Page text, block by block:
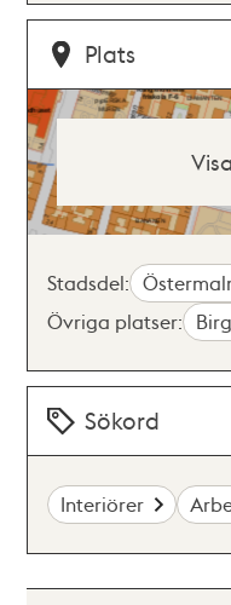
Plats
Stadsdel:
Övriga platser:
Sökord
Interiörer